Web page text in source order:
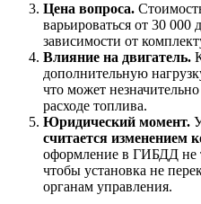
Цена вопроса.
варьироваться от 30
зависимости от
Влияние на двигатель.
дополнительную
что может
расходе топлива.
Юридический момент.
считается изменением
оформление в ГИБДД не
чтобы установка не
органам управления.